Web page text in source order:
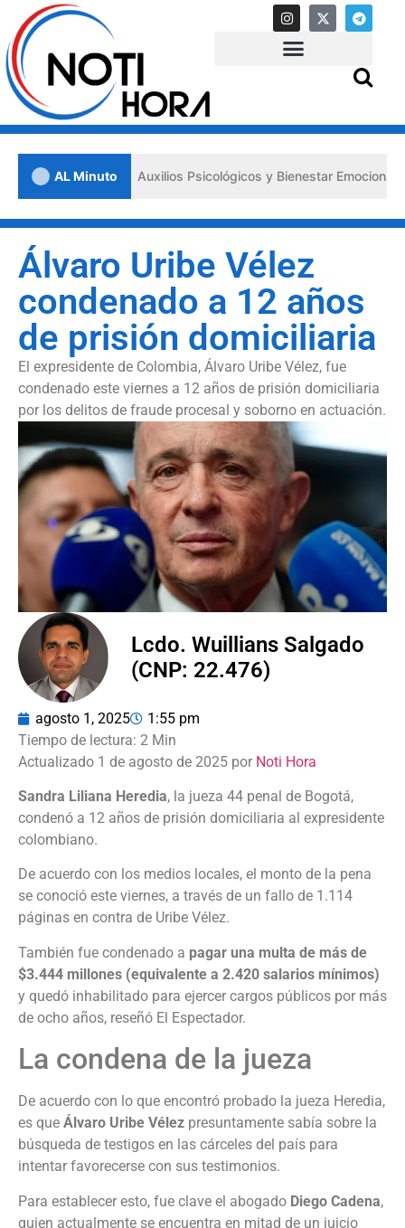
AL Minuto
«Primeros Auxilios Psicológicos y Bienestar Emocional» ante
Álvaro Uribe Vélez
condenado a 12 años
de prisión domiciliaria
El expresidente de Colombia, Álvaro Uribe Vélez, fue
condenado este viernes a 12 años de prisión domiciliaria
por los delitos de fraude procesal y soborno en actuación.
Lcdo. Wuillians Salgado
(CNP: 22.476)
agosto 1, 2025 1:55 pm
Actualizado 1 de agosto de 2025 por Noti Hora
Sandra Liliana Heredia, la jueza 44 penal de Bogotá,
condenó a 12 años de prisión domiciliaria al expresidente
colombiano.
De acuerdo con los medios locales, el monto de la pena
se conoció este viernes, a través de un fallo de 1.114
páginas en contra de Uribe Vélez.
También fue condenado a pagar una multa de más de
$3.444 millones (equivalente a 2.420 salarios mínimos)
y quedó inhabilitado para ejercer cargos públicos por más
de ocho años, reseñó El Espectador.
La condena de la jueza
De acuerdo con lo que encontró probado la jueza Heredia,
es que Álvaro Uribe Vélez presuntamente sabía sobre la
búsqueda de testigos en las cárceles del país para
intentar favorecerse con sus testimonios.
Para establecer esto, fue clave el abogado Diego Cadena,
quien actualmente se encuentra en mitad de un juicio